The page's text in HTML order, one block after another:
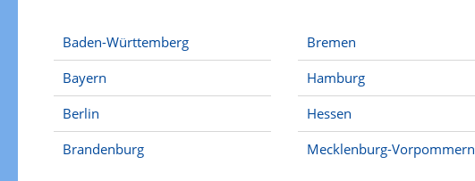
Baden-Württemberg
Bayern
Berlin
Brandenburg
Bremen
Hamburg
Hessen
Mecklenburg-Vorpommern